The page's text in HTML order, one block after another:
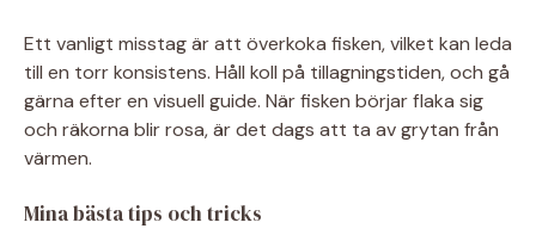
Ett vanligt misstag är att överkoka fisken, vilket kan leda
till en torr konsistens. Håll koll på tillagningstiden, och gå
gärna efter en visuell guide. När fisken börjar flaka sig
och räkorna blir rosa, är det dags att ta av grytan från
värmen.
Mina bästa tips och tricks